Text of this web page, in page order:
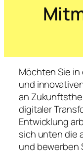
Möchten Sie
und
an
digitaler
Entwicklung
sich unten die
und bewerben